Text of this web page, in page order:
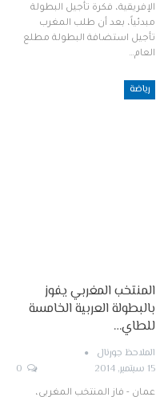
الإفريقية، فكرة تأجيل البطولة
مبدئياً، بعد أن طلب المغرب
تأجيل استضافة البطولة مطلع
العام…
رياضة
المنتخب المغربي يفوز
بالبطولة العربية الخامسة
للطاي…
الملاحظ جورنال
15 سبتمبر, 2014
عمان - فاز المنتخب المغربي،